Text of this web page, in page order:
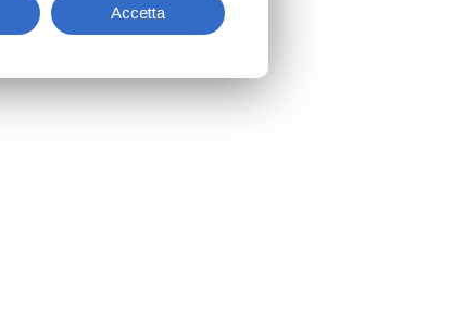
Accetta